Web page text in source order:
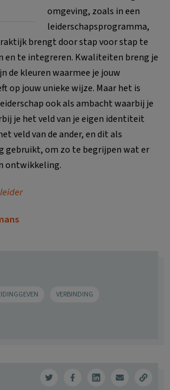
omgeving, zoals in een
leiderschapsprogramma,
brengt door stap voor stap te
en te integreren. Kwaliteiten breng je
de kleuren waarmee je jouw
op jouw unieke wijze. Maar het is
ook als ambacht waarbij je
je het veld van je eigen identiteit
veld van de ander, en dit als
gebruikt, om zo te begrijpen wat er
ontwikkeling.
VERBINDING